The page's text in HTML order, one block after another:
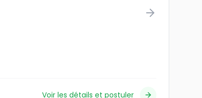
Voir les détails et postuler